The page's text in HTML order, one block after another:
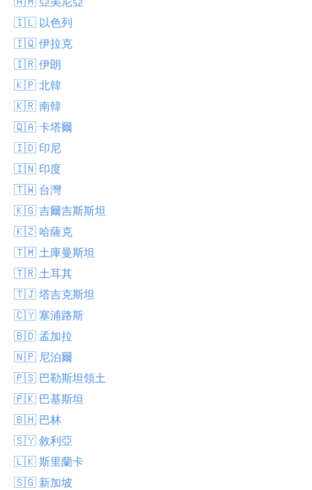
🇮🇱 以色列
🇮🇶 伊拉克
🇮🇷 伊朗
🇰🇵 北韓
🇰🇷 南韓
🇶🇦 卡塔爾
🇮🇩 印尼
🇮🇳 印度
🇹🇼 台灣
🇰🇬 吉爾吉斯斯坦
🇰🇿 哈薩克
🇹🇲 土庫曼斯坦
🇹🇷 土耳其
🇹🇯 塔吉克斯坦
🇨🇾 塞浦路斯
🇧🇩 孟加拉
🇳🇵 尼泊爾
🇵🇸 巴勒斯坦領土
🇵🇰 巴基斯坦
🇧🇭 巴林
🇸🇾 敘利亞
🇱🇰 斯里蘭卡
🇸🇬 新加坡